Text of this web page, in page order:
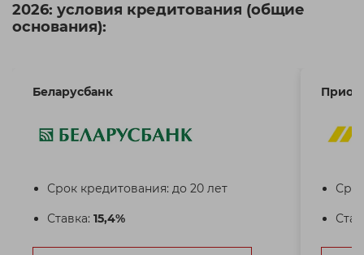
2026: условия кредитования (общие
основания):
Беларусбанк
Срок кредитования: до 20 лет
Ставка: 15,4%